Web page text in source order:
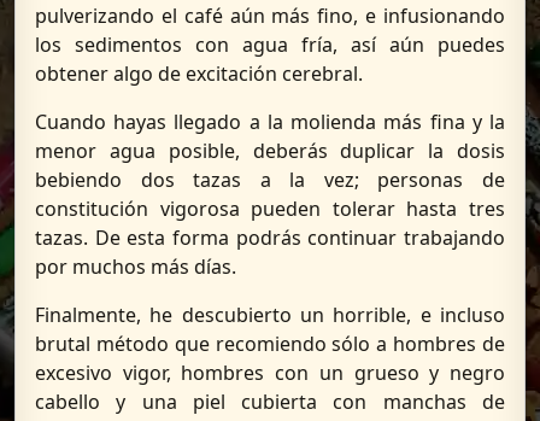
pulverizando el café aún más fino, e infusionando
los sedimentos con agua fría, así aún puedes
obtener algo de excitación cerebral.
Cuando hayas llegado a la molienda más fina y la
menor agua posible, deberás duplicar la dosis
bebiendo dos tazas a la vez; personas de
constitución vigorosa pueden tolerar hasta tres
tazas. De esta forma podrás continuar trabajando
por muchos más días.
Finalmente, he descubierto un horrible, e incluso
brutal método que recomiendo sólo a hombres de
excesivo vigor, hombres con un grueso y negro
cabello y una piel cubierta con manchas de